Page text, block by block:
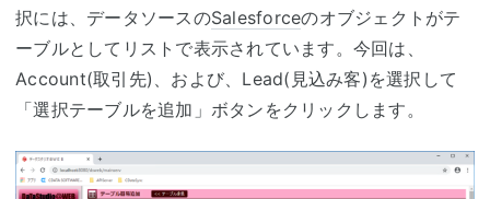
択には、データソースのSalesforceのオブジェクトがテ
ーブルとしてリストで表示されています。今回は、
Account(取引先)、および、Lead(見込み客)を選択して
「選択テーブルを追加」ボタンをクリックします。